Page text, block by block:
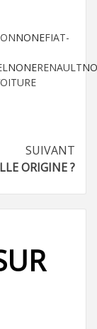
NONEFIAT-
NONERENAULT
SUIVANT
ORIGINE ?